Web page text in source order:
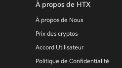
À propos de HTX
À propos de Nous
Prix des cryptos
Accord Utilisateur
Politique de Confidentialité